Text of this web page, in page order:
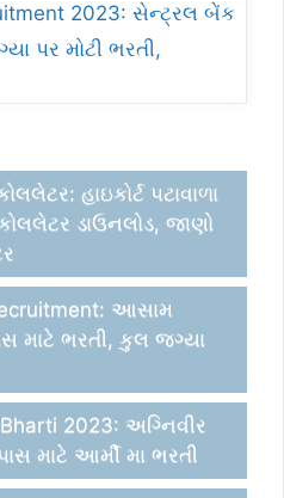
2023: સેન્ટ્રલ બેંક
પર મોટી ભરતી,
હાઇકોર્ટ પટાવાળા
કોલલેટર ડાઉનલોડ, જાણો
આસામ
માટે ભરતી, કુલ જગ્યા
2023: અગ્નિવીર
માટે આર્મી મા ભરતી